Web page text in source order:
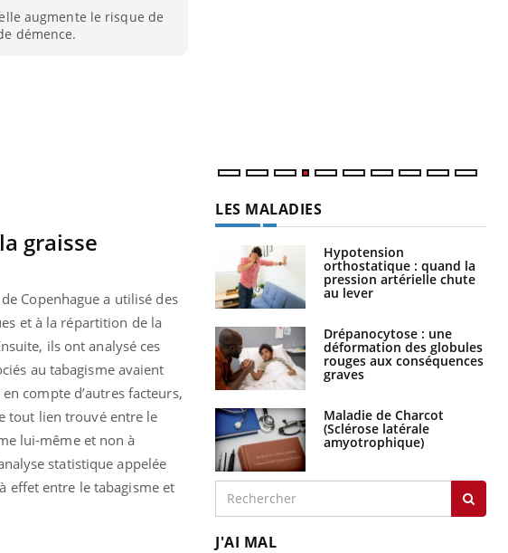
augmente le risque de
démence.
graisse
Copenhague a utilisé des
et à la répartition de la
ils ont analysé ces
au tabagisme avaient
compte d’autres facteurs,
tout lien trouvé entre le
lui-même et non à
statistique appelée
effet entre le tabagisme et
LES MALADIES
Hypotension
orthostatique : quand la
pression artérielle chute
au lever
Drépanocytose : une
déformation des globules
rouges aux conséquences
graves
Maladie de Charcot
(Sclérose latérale
amyotrophique)
J'AI MAL